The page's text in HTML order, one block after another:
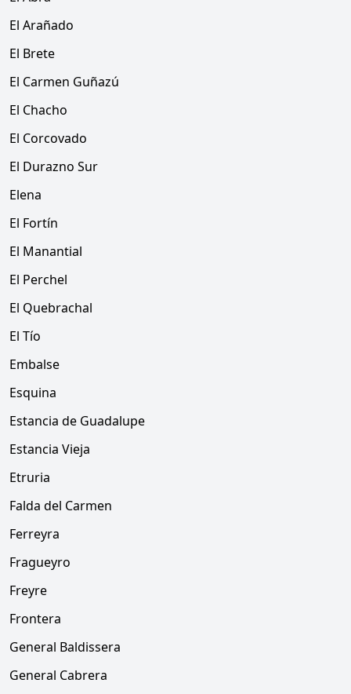
El Arañado
El Brete
El Carmen Guñazú
El Chacho
El Corcovado
El Durazno Sur
Elena
El Fortín
El Manantial
El Perchel
El Quebrachal
El Tío
Embalse
Esquina
Estancia de Guadalupe
Estancia Vieja
Etruria
Falda del Carmen
Ferreyra
Fragueyro
Freyre
Frontera
General Baldissera
General Cabrera